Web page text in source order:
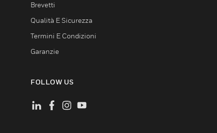
Brevetti
Qualità E Sicurezza
Termini E Condizioni
Garanzie
FOLLOW US